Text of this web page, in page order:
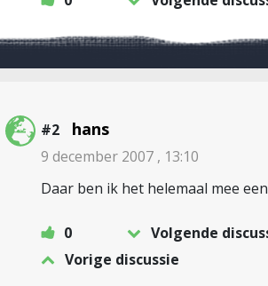
#2 hans
9 december 2007 , 13:10
Daar ben ik het helemaal mee
0
Volgende
Vorige discussie